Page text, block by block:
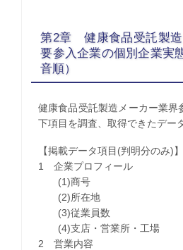
第2章 健康食品受託製
要参入企業の個別企業実
音順）
健康食品受託製造メーカー業界
下項目を調査、取得できたデー
【掲載データ項目(判明分のみ)】
1 企業プロフィール
(1)商号
(2)所在地
(3)従業員数
(4)支店・営業所・工場
2 営業内容